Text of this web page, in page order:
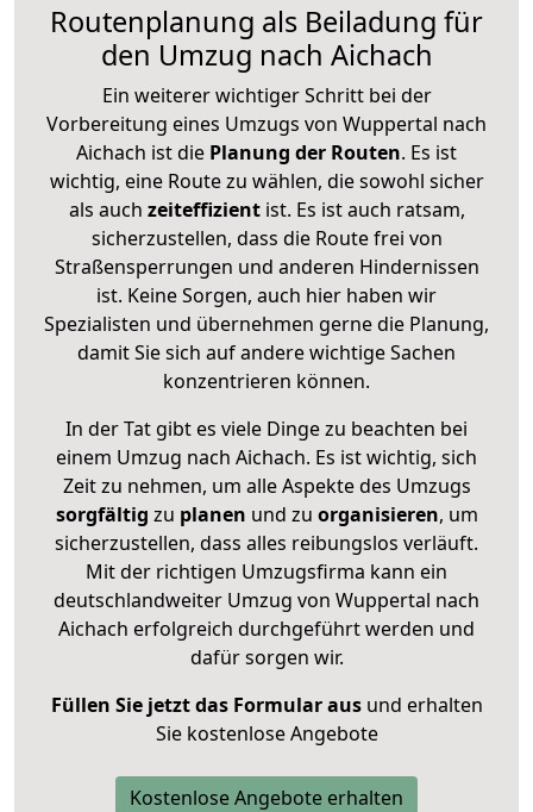
Routenplanung als Beiladung für
den Umzug nach Aichach
Ein weiterer wichtiger Schritt bei der
Vorbereitung eines Umzugs von Wuppertal nach
Aichach ist die Planung der Routen. Es ist
wichtig, eine Route zu wählen, die sowohl sicher
als auch zeiteffizientist. Es ist auch ratsam,
sicherzustellen, dass die Route frei von
Straßensperrungen und anderen Hindernissen
ist. Keine Sorgen, auch hier haben wir
Spezialisten und übernehmen gerne die Planung,
damit Sie sich auf andere wichtige Sachen
konzentrieren können.
In der Tat gibt es viele Dinge zu beachten bei
einem Umzug nach Aichach. Es ist wichtig, sich
Zeit zu nehmen, um alle Aspekte des Umzugs
sorgfältig zu planen und zu organisieren, um
sicherzustellen, dass alles reibungslos verläuft.
Mit der richtigen Umzugsfirma kann ein
deutschlandweiter Umzug von Wuppertal nach
Aichach erfolgreich durchgeführt werden und
dafür sorgen wir.
Füllen Sie jetzt das Formular ausund erhalten
Sie kostenlose Angebote
Kostenlose Angebote erhalten